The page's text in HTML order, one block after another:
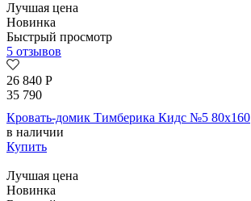
Лучшая цена
Новинка
Быстрый просмотр
5 отзывов
26 840 Р
35 790
Кровать-домик Тимберика Кидс №5 80х160
в наличии
Купить
Лучшая цена
Новинка